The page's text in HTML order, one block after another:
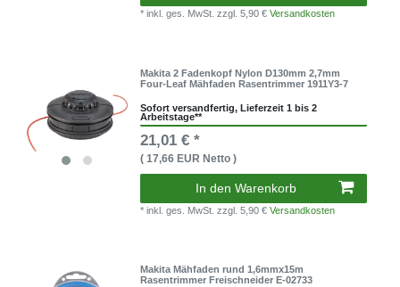
* inkl. ges. MwSt.zzgl. 5,90 €Versandkosten
Makita 2 Fadenkopf Nylon D130mm 2,7mm
Four-Leaf Mähfaden Rasentrimmer 1911Y3-7
Sofort versandfertig, Lieferzeit 1 bis 2
Arbeitstage**
21,01 € *
( 17,66 EUR Netto )
In den Warenkorb
* inkl. ges. MwSt.zzgl. 5,90 €Versandkosten
Makita Mähfaden rund 1,6mmx15m
Rasentrimmer Freischneider E-02733